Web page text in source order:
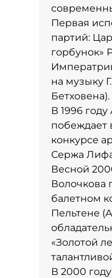
Первая
партий:
горбунок»
на музыку
Бетховена).
В 1996 году
побеждает
конкурсе
Сержа
Весной
Волочкова
балетном
Пельтене
«Золотой
В 2000